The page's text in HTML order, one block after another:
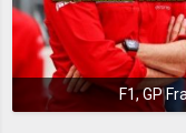
F1, GP